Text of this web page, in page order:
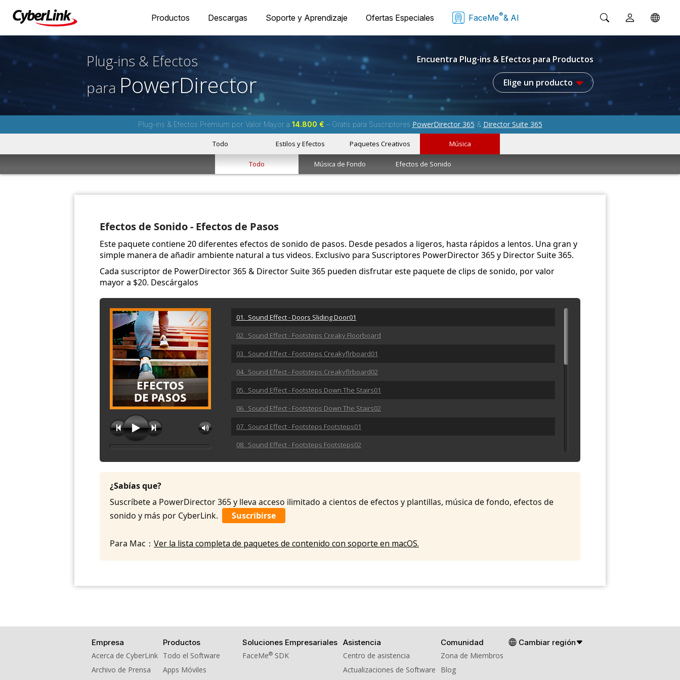
Productos Descargas Soporte y Aprendizaje Ofertas Especiales FaceMe®& AI
Plug-ins & Efectos
para PowerDirector
Encuentra Plug-ins & Efectos para Productos
Elige un producto
Plug-ins & Efectos Premium por Valor Mayor a 14.800 € – Gratis para Suscriptores PowerDirector 365 & Director Suite 365
Todo Estilos y Efectos Paquetes Creativos Música
Todo Música de Fondo Efectos de Sonido
Efectos de Sonido - Efectos de Pasos
Este paquete contiene 20 diferentes efectos de sonido de pasos. Desde pesados a ligeros, hasta rápidos a lentos. Una gran y
simple manera de añadir ambiente natural a tus videos. Exclusivo para Suscriptores PowerDirector 365 y Director Suite 365.
Cada suscriptor de PowerDirector 365 & Director Suite 365 pueden disfrutar este paquete de clips de sonido, por valor
mayor a $20. Descárgalos
01. Sound Effect - Doors Sliding Door01
02. Sound Effect - Footsteps Creaky Floorboard
03. Sound Effect - Footsteps Creakyflrboard01
04. Sound Effect - Footsteps Creakyflrboard02
05. Sound Effect - Footsteps Down The Stairs01
06. Sound Effect - Footsteps Down The Stairs02
07. Sound Effect - Footsteps Footsteps01
08. Sound Effect - Footsteps Footsteps02
09. Sound Effect - Footsteps Footsteps03
11. Sound Effect - Footsteps Footsteps05
12. Sound Effect - Footsteps Footsteps06
16. Sound Effect - Footsteps Footsteps10
18. Sound Effect - Footsteps Footsteps12
19. Sound Effect - Footsteps Footsteps13
¿Sabías que?
Suscríbete a PowerDirector 365 y lleva acceso ilimitado a cientos de efectos y plantillas, música de fondo, efectos de
sonido y más por CyberLink.
Suscribirse
Para Mac： Ver la lista completa de paquetes de contenido con soporte en macOS.
Empresa
Acerca de CyberLink
Archivo de Prensa
Productos
Todo el Software
Apps Móviles
Soluciones Empresariales
FaceMe® SDK
Asistencia
Centro de asistencia
Actualizaciones de Software
Comunidad
Zona de Miembros
Blog
Cambiar región